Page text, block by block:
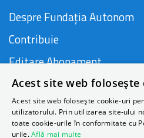
Despre Fundația Autonom
Contribuie
Editare Abonament
Cauză susținută de
Acest site web folosește
Acest site web folosește cookie-uri
utilizatorului. Prin utilizarea site-ului
toate cookie-urile în conformitate cu
urile.Află mai multe